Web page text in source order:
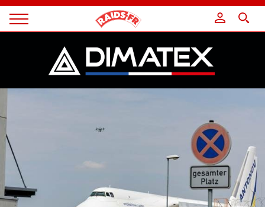
Magazine
Panneau de gestion des cookies